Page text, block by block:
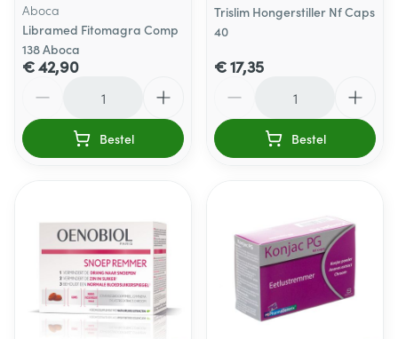
Aboca
Libramed Fitomagra Comp
138 Aboca
€ 42,90
Bestel
Trislim Hongerstiller Nf Caps
40
€ 17,35
Bestel